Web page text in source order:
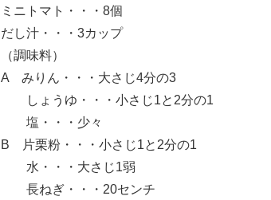
ミニトマト・・・8個
だし汁・・・3カップ
（調味料）
A みりん・・・大さじ4分の3
しょうゆ・・・小さじ1と2分の1
塩・・・少々
B 片栗粉・・・小さじ1と2分の1
水・・・大さじ1弱
長ねぎ・・・20センチ